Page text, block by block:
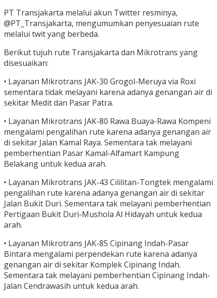
PT Transjakarta melalui akun Twitter resminya,
@PT_Transjakarta, mengumumkan penyesuaian rute
melalui twit yang berbeda.
Berikut tujuh rute Transjakarta dan Mikrotrans yang
disesuaikan:
• Layanan Mikrotrans JAK-30 Grogol-Meruya via Roxi
sementara tidak melayani karena adanya genangan air di
sekitar Medit dan Pasar Patra.
• Layanan Mikrotrans JAK-80 Rawa Buaya-Rawa Kompeni
mengalami pengalihan rute karena adanya genangan air
di sekitar Jalan Kamal Raya. Sementara tak melayani
pemberhentian Pasar Kamal-Alfamart Kampung
Belakang untuk kedua arah.
• Layanan Mikrotrans JAK-43 Cililitan-Tongtek mengalami
pengalihan rute karena adanya genangan air di sekitar
Jalan Bukit Duri. Sementara tak melayani pemberhentian
Pertigaan Bukit Duri-Mushola Al Hidayah untuk kedua
arah.
• Layanan Mikrotrans JAK-85 Cipinang Indah-Pasar
Bintara mengalami perpendekan rute karena adanya
genangan air di sekitar Komplek Cipinang Indah.
Sementara tak melayani pemberhentian Cipinang Indah-
Jalan Cendrawasih untuk kedua arah.